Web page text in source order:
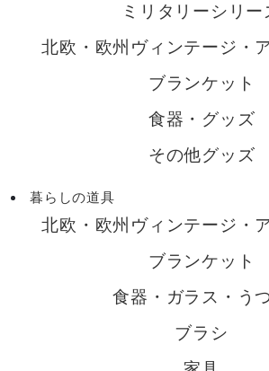
ミリタリーシリー
北欧・欧州ヴィンテージ・
ブランケット
食器・グッズ
その他グッズ
暮らしの道具
北欧・欧州ヴィンテージ・
ブランケット
食器・ガラス・う
ブラシ